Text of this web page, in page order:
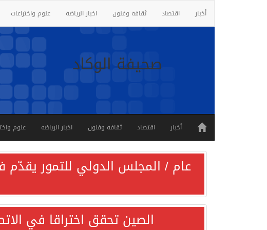
أخبار اقتصاد ثقافة وفنون اخبار الرياضة علوم واختراعات
صحيفة الوكاد
أخبار اقتصاد ثقافة وفنون اخبار الرياضة علوم
عام / المجلس الدولي للتمور يقدّم
الصين تحقق اختراقا في